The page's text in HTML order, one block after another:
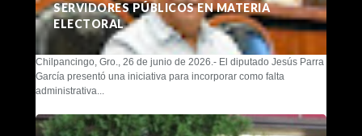
SERVIDORES PÚBLICOS EN MATERIA
ELECTORAL
Chilpancingo, Gro., 26 de junio de 2026.- El diputado Jesús Parra
García presentó una iniciativa para incorporar como falta
administrativa...